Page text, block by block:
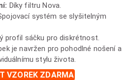
Díky filtru Nova.
systém se slyšitelným
profil sáčku pro diskrétnost.
je navržen pro pohodlné nošení a
stylu života.
VZOREK ZDARMA